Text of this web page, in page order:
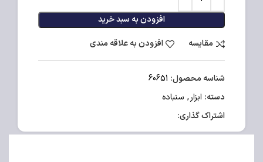
افزودن به سبد خرید
مقایسه
افزودن به علاقه مندی
شناسه محصول: 60651
دسته: ابزار, سنباده
اشتراک گذاری: